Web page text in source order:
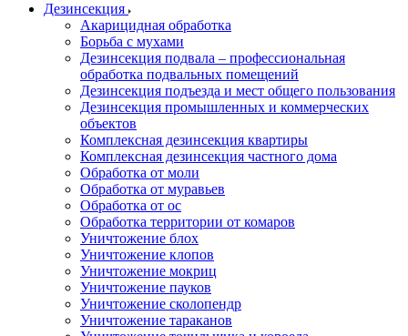
Дезинсекция
Акарицидная обработка
Борьба с мухами
Дезинсекция подвала – профессиональная
обработка подвальных помещений
Дезинсекция подъезда и мест общего пользования
Дезинсекция промышленных и коммерческих
объектов
Комплексная дезинсекция квартиры
Комплексная дезинсекция частного дома
Обработка от моли
Обработка от муравьев
Обработка от ос
Обработка территории от комаров
Уничтожение блох
Уничтожение клопов
Уничтожение мокриц
Уничтожение пауков
Уничтожение сколопендр
Уничтожение тараканов